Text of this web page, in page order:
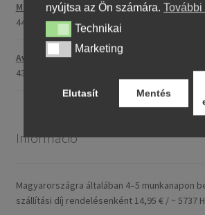
Maxxis M-6011 170/80 - 15 77H TL (hátsó
44661,23 Ft
Avon Roadrider MKII 110/80 - 18 (58V) TL
43719,11 Ft
Információ
Magyarországra általában 4–5 munkanapon
szállítási díj rendelésenként 14,95 € / ~ 5737
nyújtsa az Ön számára.
TechnikaiTechnikai
MarketingMarketing
Elutasít Mentés